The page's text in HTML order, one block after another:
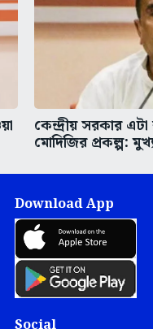
কেন্দ্রীয় সরকার
মোদিজির প্রকল্প:
Download App